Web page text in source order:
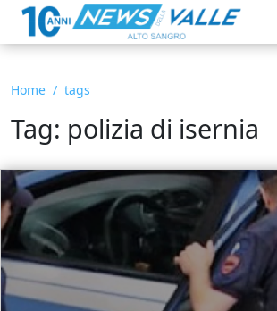
Home tags
Tag: polizia di isernia